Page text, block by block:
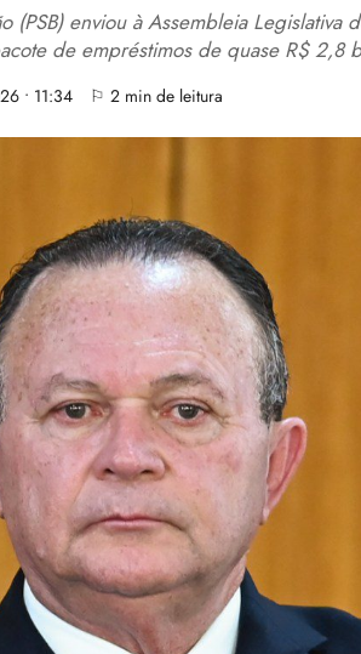
(PSB) enviou à Assembleia
de empréstimos de quase R$ 2,8
• 11:34 ⚐ 2 min de leitura